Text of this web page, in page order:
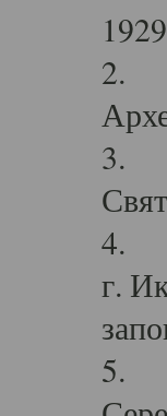
2.
3.
4.
г.
5.